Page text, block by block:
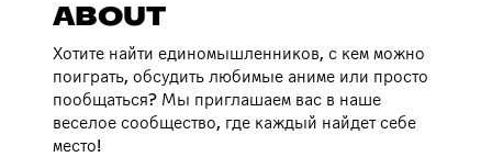
ABOUT
Хотите найти единомышленников, с кем можно
поиграть, обсудить любимые аниме или просто
пообщаться? Мы приглашаем вас в наше
веселое сообщество, где каждый найдет себе
место!